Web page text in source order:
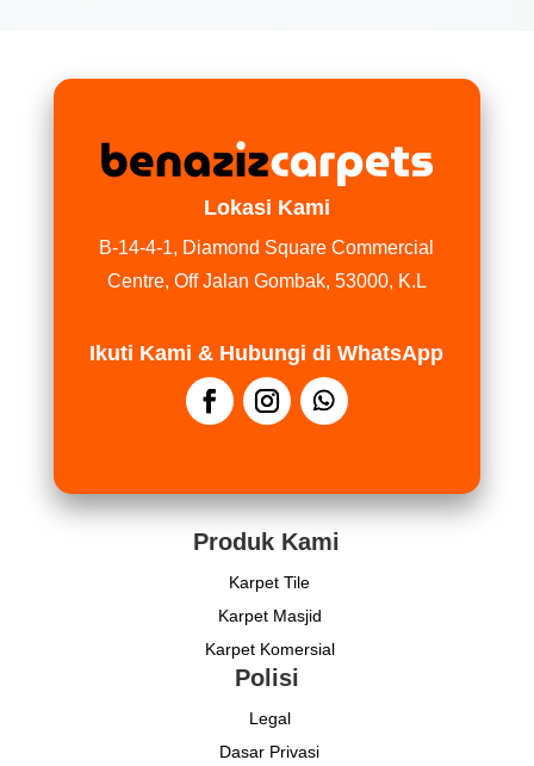
Lokasi Kami
B-14-4-1, Diamond Square Commercial
Centre, Off Jalan Gombak, 53000, K.L
Ikuti Kami & Hubungi di WhatsApp
Produk Kami
Karpet Tile
Karpet Masjid
Karpet Komersial
Polisi
Legal
Dasar Privasi